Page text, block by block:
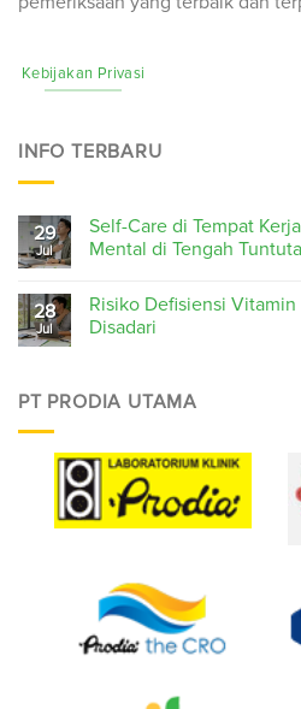
Kebijakan Privasi
INFO TERBARU
29
Jul
Self-Care di Tempat
Mental di Tengah
28
Jul
Risiko Defisiensi
Disadari
PT PRODIA UTAMA